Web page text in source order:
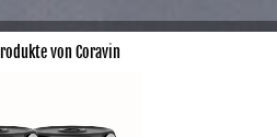
von Coravin